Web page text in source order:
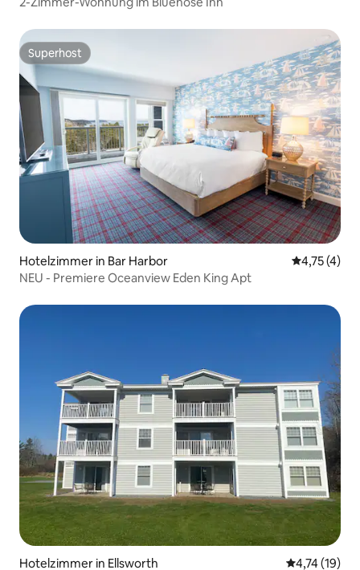
Superhost
Superhost
Hotelzimmer in Bar Harbor
4,75 (4)
NEU - Premiere Oceanview Eden King Apt
Hotelzimmer in Ellsworth
4,74 (19)